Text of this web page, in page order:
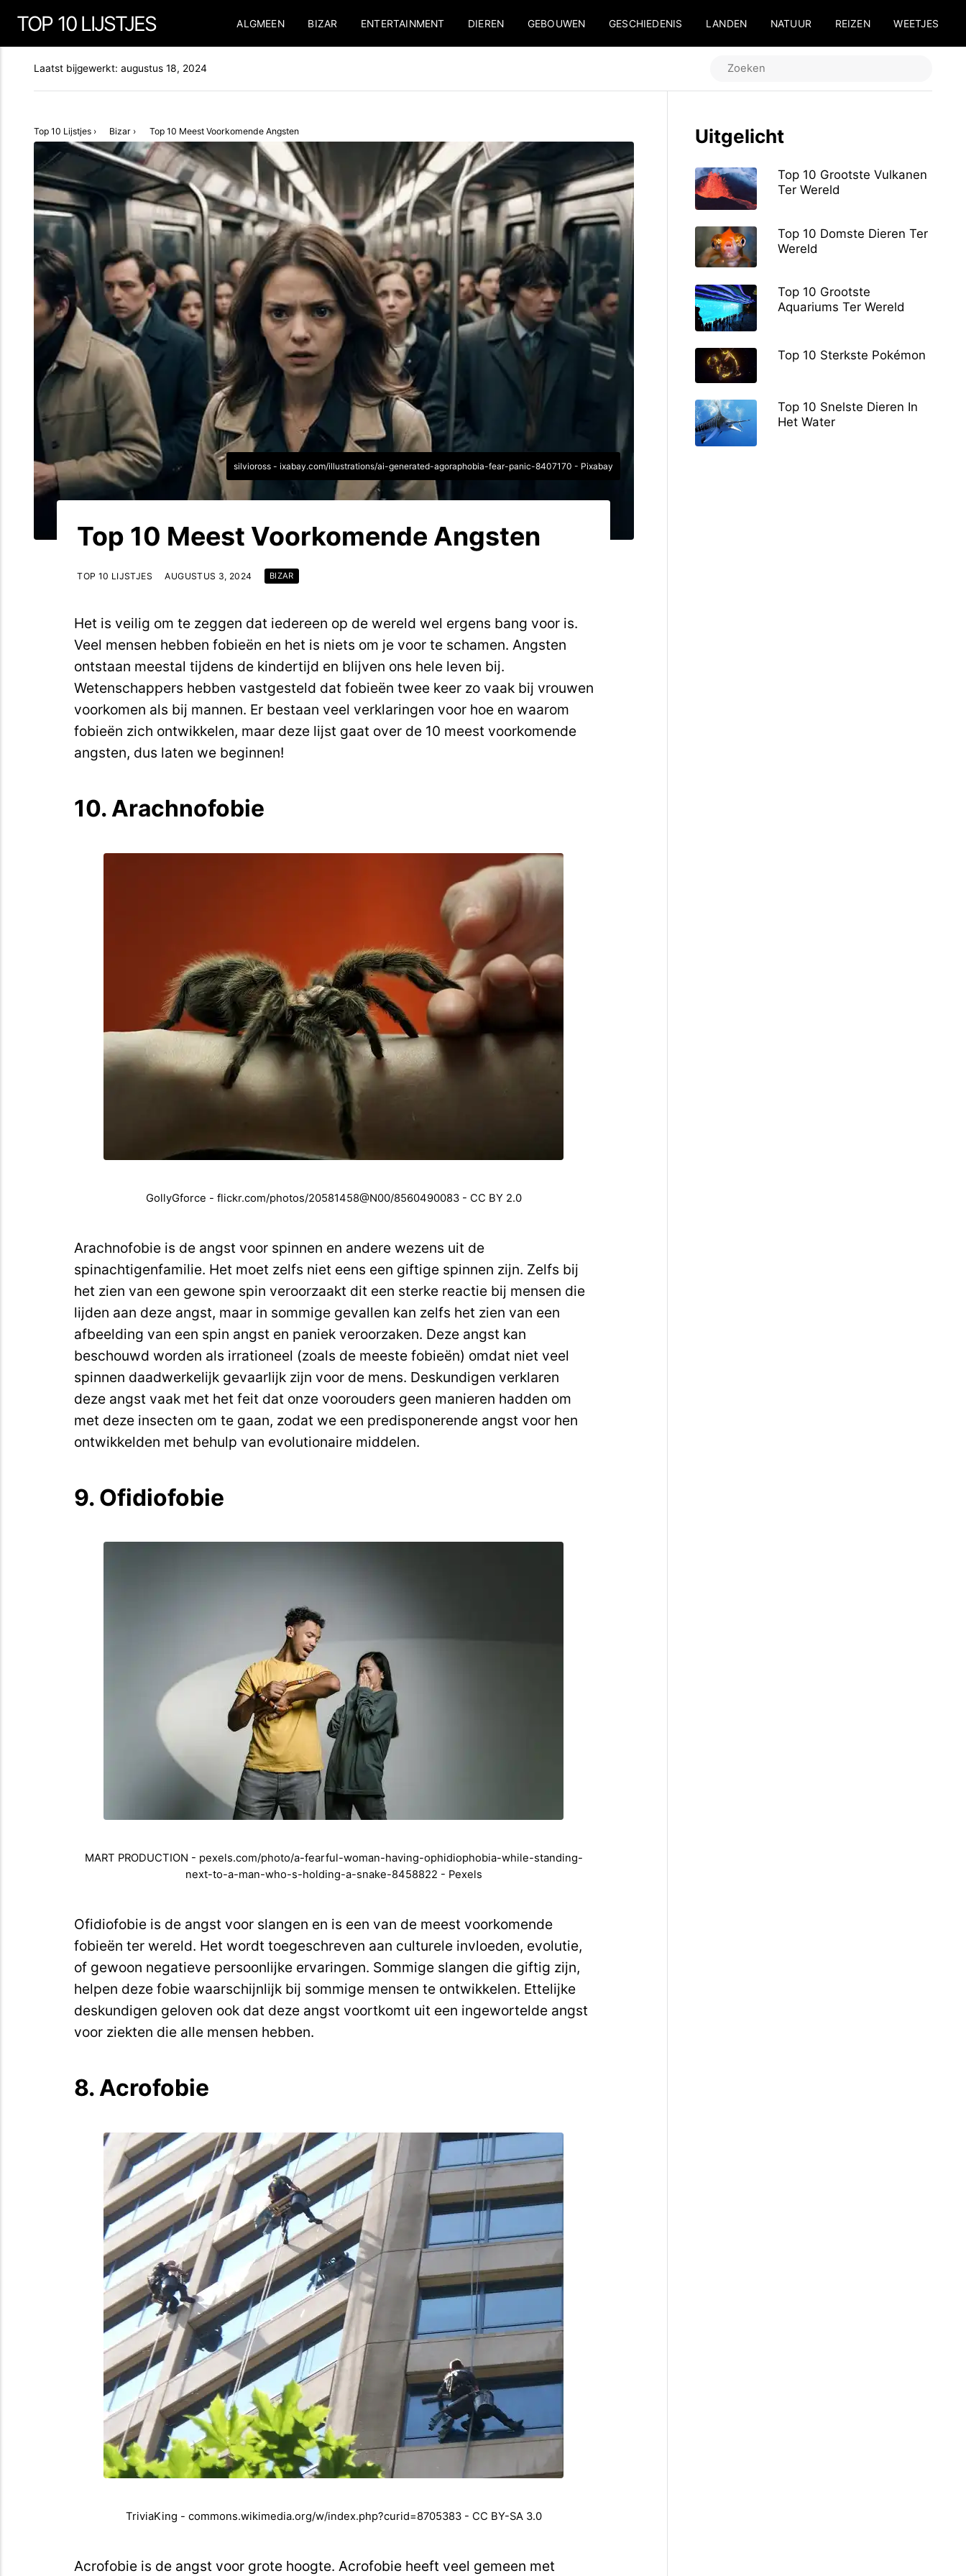
TOP 10 LIJSTJES ALGMEEN BIZAR ENTERTAINMENT DIEREN GEBOUWEN GESCHIEDENIS LANDEN NATUUR REIZEN WEETJES
Laatst bijgewerkt: augustus 18, 2024
Top 10 Lijstjes › Bizar › Top 10 Meest Voorkomende Angsten
silvioross - ixabay.com/illustrations/ai-generated-agoraphobia-fear-panic-8407170 - Pixabay
Top 10 Meest Voorkomende Angsten
TOP 10 LIJSTJES AUGUSTUS 3, 2024 BIZAR
Het is veilig om te zeggen dat iedereen op de wereld wel ergens bang voor is.
Veel mensen hebben fobieën en het is niets om je voor te schamen. Angsten
ontstaan meestal tijdens de kindertijd en blijven ons hele leven bij.
Wetenschappers hebben vastgesteld dat fobieën twee keer zo vaak bij vrouwen
voorkomen als bij mannen. Er bestaan veel verklaringen voor hoe en waarom
fobieën zich ontwikkelen, maar deze lijst gaat over de 10 meest voorkomende
angsten, dus laten we beginnen!
10. Arachnofobie
GollyGforce - flickr.com/photos/20581458@N00/8560490083 - CC BY 2.0
Arachnofobie is de angst voor spinnen en andere wezens uit de
spinachtigenfamilie. Het moet zelfs niet eens een giftige spinnen zijn. Zelfs bij
het zien van een gewone spin veroorzaakt dit een sterke reactie bij mensen die
lijden aan deze angst, maar in sommige gevallen kan zelfs het zien van een
afbeelding van een spin angst en paniek veroorzaken. Deze angst kan
beschouwd worden als irrationeel (zoals de meeste fobieën) omdat niet veel
spinnen daadwerkelijk gevaarlijk zijn voor de mens. Deskundigen verklaren
deze angst vaak met het feit dat onze voorouders geen manieren hadden om
met deze insecten om te gaan, zodat we een predisponerende angst voor hen
ontwikkelden met behulp van evolutionaire middelen.
9. Ofidiofobie
MART PRODUCTION - pexels.com/photo/a-fearful-woman-having-ophidiophobia-while-standing-
next-to-a-man-who-s-holding-a-snake-8458822 - Pexels
Ofidiofobie is de angst voor slangen en is een van de meest voorkomende
fobieën ter wereld. Het wordt toegeschreven aan culturele invloeden, evolutie,
of gewoon negatieve persoonlijke ervaringen. Sommige slangen die giftig zijn,
helpen deze fobie waarschijnlijk bij sommige mensen te ontwikkelen. Ettelijke
deskundigen geloven ook dat deze angst voortkomt uit een ingewortelde angst
voor ziekten die alle mensen hebben.
8. Acrofobie
TriviaKing - commons.wikimedia.org/w/index.php?curid=8705383 - CC BY-SA 3.0
Acrofobie is de angst voor grote hoogte. Acrofobie heeft veel gemeen met
Uitgelicht
Top 10 Grootste Vulkanen
Ter Wereld
Top 10 Domste Dieren Ter
Wereld
Top 10 Grootste
Aquariums Ter Wereld
Top 10 Sterkste Pokémon
Top 10 Snelste Dieren In
Het Water